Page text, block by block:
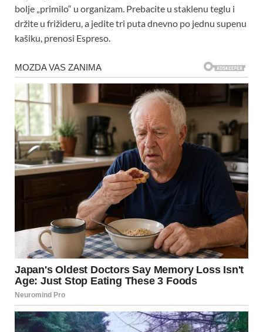
bolje „primilo“ u organizam. Prebacite u staklenu teglu i
držite u frižideru, a jedite tri puta dnevno po jednu supenu
kašiku, prenosi Espreso.